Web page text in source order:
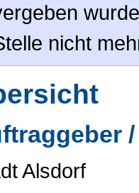
nicht
Alsdorf